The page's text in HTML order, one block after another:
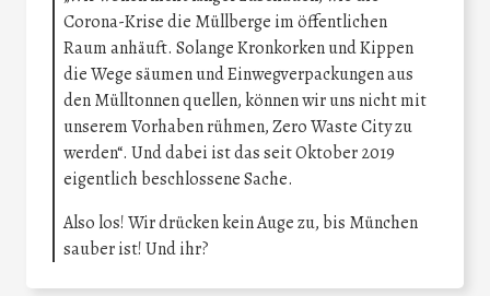
Corona-Krise die Müllberge im öffentlichen
Raum anhäuft. Solange Kronkorken und Kippen
die Wege säumen und Einwegverpackungen aus
den Mülltonnen quellen, können wir uns nicht mit
unserem Vorhaben rühmen, Zero Waste City zu
werden“. Und dabei ist das seit Oktober 2019
eigentlich beschlossene Sache.
Also los! Wir drücken kein Auge zu, bis München
sauber ist! Und ihr?